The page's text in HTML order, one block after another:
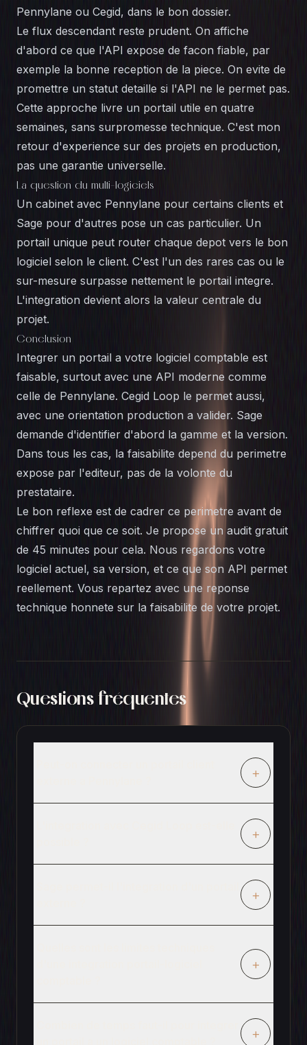
Pennylane ou Cegid, dans le bon dossier.
Le flux descendant reste prudent. On affiche
d'abord ce que l'API expose de facon fiable, par
exemple la bonne reception de la piece. On evite de
promettre un statut detaille si l'API ne le permet pas.
Cette approche livre un portail utile en quatre
semaines, sans surpromesse technique. C'est mon
retour d'experience sur des projets en production,
pas une garantie universelle.
La question du multi-logiciels
Un cabinet avec Pennylane pour certains clients et
Sage pour d'autres pose un cas particulier. Un
portail unique peut router chaque depot vers le bon
logiciel selon le client. C'est l'un des rares cas ou le
sur-mesure surpasse nettement le portail integre.
L'integration devient alors la valeur centrale du
projet.
Conclusion
Integrer un portail a votre logiciel comptable est
faisable, surtout avec une API moderne comme
celle de Pennylane. Cegid Loop le permet aussi,
avec une orientation production a valider. Sage
demande d'identifier d'abord la gamme et la version.
Dans tous les cas, la faisabilite depend du perimetre
expose par l'editeur, pas de la volonte du
prestataire.
Le bon reflexe est de cadrer ce perimetre avant de
chiffrer quoi que ce soit. Je propose un audit gratuit
de 45 minutes pour cela. Nous regardons votre
logiciel actuel, sa version, et ce que son API permet
reellement. Vous repartez avec une reponse
technique honnete sur la faisabilite de votre projet.
Questions fréquentes
+
+
+
+
+